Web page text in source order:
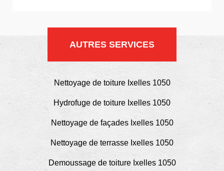
AUTRES SERVICES
Nettoyage de toiture Ixelles 1050
Hydrofuge de toiture Ixelles 1050
Nettoyage de façades Ixelles 1050
Nettoyage de terrasse Ixelles 1050
Demoussage de toiture Ixelles 1050